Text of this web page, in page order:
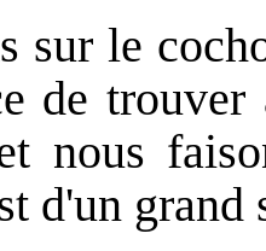
sur le
de
nous
d'un grand